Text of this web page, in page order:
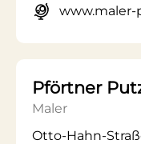
www.maler-
Pförtner
Maler
Otto-Hahn-